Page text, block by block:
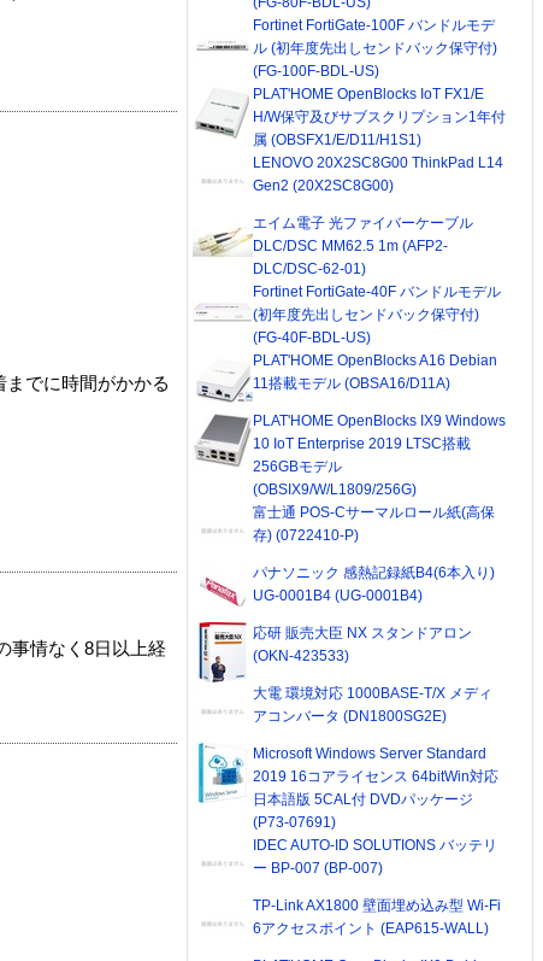
でに時間がかかる
事情なく8日以上経
Fortinet FortiGate-100F バンドルモデ
ル (初年度先出しセンドバック保守付)
(FG-100F-BDL-US)
PLAT'HOME OpenBlocks IoT FX1/E
H/W保守及びサブスクリプション1年付
属 (OBSFX1/E/D11/H1S1)
LENOVO 20X2SC8G00 ThinkPad L14
Gen2 (20X2SC8G00)
エイム電子 光ファイバーケーブル
DLC/DSC MM62.5 1m (AFP2-
DLC/DSC-62-01)
Fortinet FortiGate-40F バンドルモデル
(初年度先出しセンドバック保守付)
(FG-40F-BDL-US)
PLAT'HOME OpenBlocks A16 Debian
11搭載モデル (OBSA16/D11A)
PLAT'HOME OpenBlocks IX9 Windows
10 IoT Enterprise 2019 LTSC搭載
256GBモデル
(OBSIX9/W/L1809/256G)
富士通 POS-Cサーマルロール紙(高保
存) (0722410-P)
パナソニック 感熱記録紙B4(6本入り)
UG-0001B4 (UG-0001B4)
応研 販売大臣 NX スタンドアロン
(OKN-423533)
大電 環境対応 1000BASE-T/X メディ
アコンバータ (DN1800SG2E)
Microsoft Windows Server Standard
2019 16コアライセンス 64bitWin対応
日本語版 5CAL付 DVDパッケージ
(P73-07691)
IDEC AUTO-ID SOLUTIONS バッテリ
ー BP-007 (BP-007)
TP-Link AX1800 壁面埋め込み型 Wi-Fi
6アクセスポイント (EAP615-WALL)